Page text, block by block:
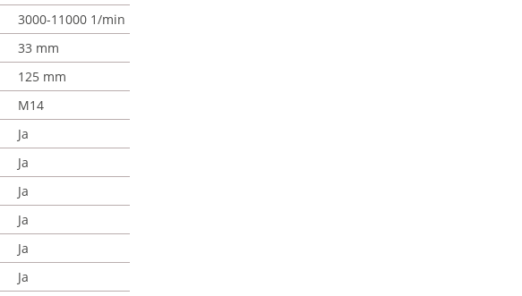
3000-11000 1/min
33 mm
125 mm
M14
Ja
Ja
Ja
Ja
Ja
Ja